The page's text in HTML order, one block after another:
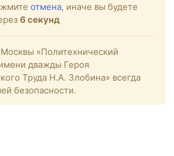
отмена, иначе вы будете
6 секунд
«Политехнический
дважды Героя
Труда Н.А. Злобина» всегда
безопасности.